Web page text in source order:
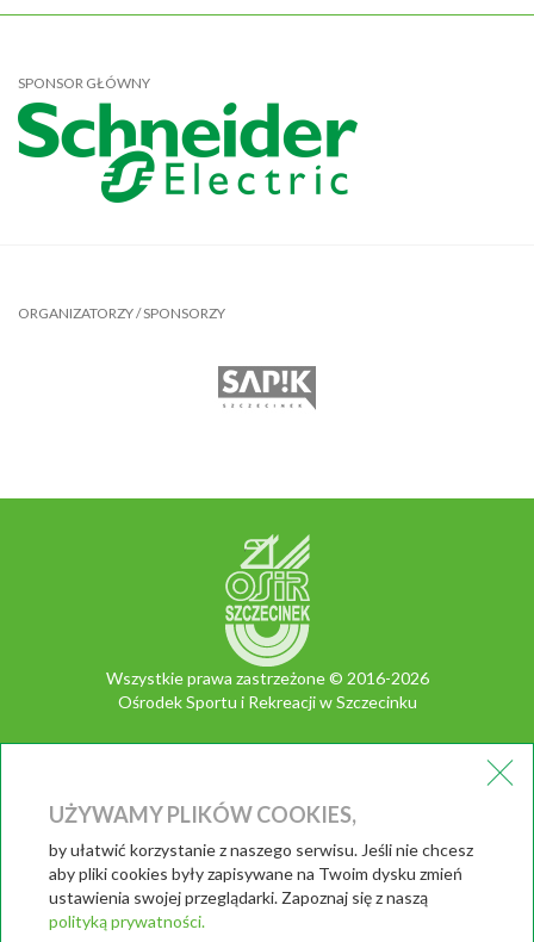
SPONSOR GŁÓWNY
ORGANIZATORZY / SPONSORZY
Wszystkie prawa zastrzeżone © 2016-2026
Ośrodek Sportu i Rekreacji w Szczecinku
ul. Piłsudskiego 3
tel.: 94 37 210 91 (92)
fax.: 94 37 434 02
e-mail:kontakt@bieg.szczecinek.pl
UŻYWAMY PLIKÓW COOKIES,
by ułatwić korzystanie z naszego serwisu. Jeśli nie chcesz
aby pliki cookies były zapisywane na Twoim dysku zmień
ustawienia swojej przeglądarki. Zapoznaj się z naszą
polityką prywatności.